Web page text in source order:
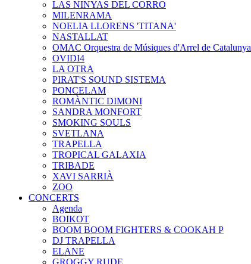
LAS NINYAS DEL CORRO
MILENRAMA
NOELIA LLORENS 'TITANA'
NASTALLAT
OMAC Orquestra de Músiques d'Arrel de Catalunya
OVIDI4
LA OTRA
PIRAT'S SOUND SISTEMA
PONCELAM
ROMÀNTIC DIMONI
SANDRA MONFORT
SMOKING SOULS
SVETLANA
TRAPELLA
TROPICAL GALAXIA
TRIBADE
XAVI SARRIÀ
ZOO
CONCERTS
Agenda
BOIKOT
BOOM BOOM FIGHTERS & COOKAH P
DJ TRAPELLA
ELANE
GROGGY RUDE